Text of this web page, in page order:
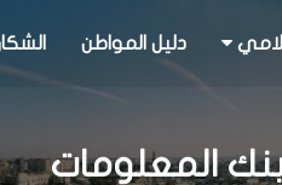
دليل المواطن
المعلومات